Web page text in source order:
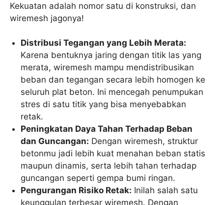
Kekuatan adalah nomor satu di konstruksi, dan
wiremesh jagonya!
Distribusi Tegangan yang Lebih Merata:
Karena bentuknya jaring dengan titik las yang
merata, wiremesh mampu mendistribusikan
beban dan tegangan secara lebih homogen ke
seluruh plat beton. Ini mencegah penumpukan
stres di satu titik yang bisa menyebabkan
retak.
Peningkatan Daya Tahan Terhadap Beban
dan Guncangan: Dengan wiremesh, struktur
betonmu jadi lebih kuat menahan beban statis
maupun dinamis, serta lebih tahan terhadap
guncangan seperti gempa bumi ringan.
Pengurangan Risiko Retak: Inilah salah satu
keunggulan terbesar wiremesh. Dengan